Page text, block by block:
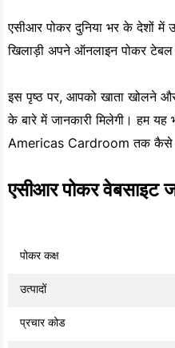
एसीआर पोकर दुनिया भर के देशों में
खिलाड़ी अपने ऑनलाइन पोकर टेबल
इस पृष्ठ पर, आपको खाता खोलने
के बारे में जानकारी मिलेगी। हम
Americas Cardroom तक कैसे
एसीआर पोकर वेबसाइट
पोकर कक्ष
उत्पादों
प्रचार कोड